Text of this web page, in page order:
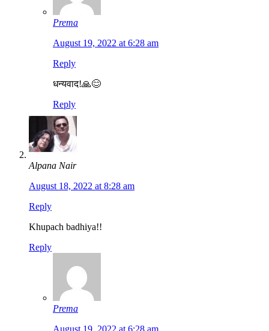
Prema
August 19, 2022 at 6:28 am
Reply
धन्यवाद!🙏😊
Reply
Alpana Nair
August 18, 2022 at 8:28 am
Reply
Khupach badhiya!!
Reply
Prema